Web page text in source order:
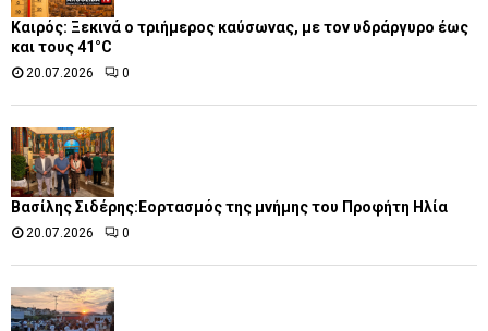
Καιρός: Ξεκινά ο τριήμερος καύσωνας, με τον υδράργυρο έως
και τους 41°C
20.07.2026 0
Βασίλης Σιδέρης:Εορτασμός της μνήμης του Προφήτη Ηλία
20.07.2026 0